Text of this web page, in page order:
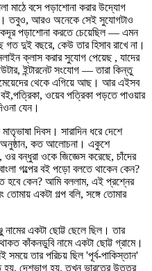
মাঠে বসে পড়াশোনা করার উদ্যোগ
তবুও, আরও অনেকে সেই সুযোগটাও
পড়াশোনা করতে চেয়েছিল — এমন
দুই বছরে, কেউ তার হিসাব রাখে না।
ক্লাস করার সুযোগ পেয়েছ , যাদের
ইন্টারনেট সংযোগ — তারা কিন্তু
থেকে এগিয়ে আছ। আর এইসব
ওয়েব পত্রিকা পড়তে পাওয়ার
যেন।
দিবস। সারাদিন ধরে দেশে
অনুষ্ঠান, কত আলোচনা। একুশে
বন্ধুরা ওকে জিজ্ঞেস করেছে, চাঁদের
গল্পের বই পড়ো বলতে থাকেন কেন?
হবে কেন? আমি বললাম, এই প্রশ্নের
একটা গল্প বলি, সঙ্গে তোমার
একটা ছোট্ট ছেলে ছিল। তার
কাঁকনডুবি নামে একটা ছোট্ট গ্রামে।
তার পরিচয় ছিল 'পূর্ব-পাকিস্তান'
হয়, দেশভাগ হয়, তখন ভারতের উত্তর